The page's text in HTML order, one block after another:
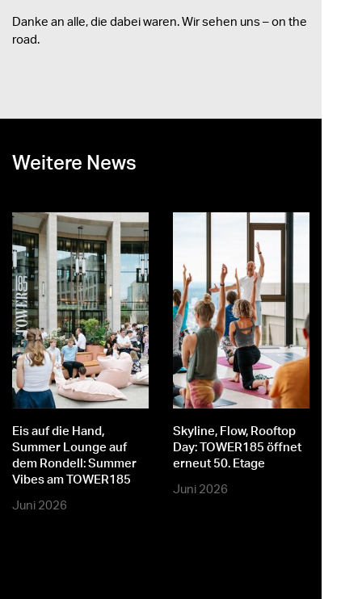
Danke an alle, die dabei waren. Wir sehen uns – on the
road.
Weitere News
Eis auf die Hand,
Summer Lounge auf
dem Rondell: Summer
Vibes am TOWER185
Juni 2026
Skyline, Flow, Rooftop
Day: TOWER185 öffnet
erneut 50. Etage
Juni 2026